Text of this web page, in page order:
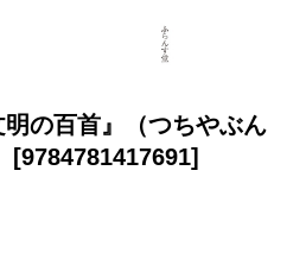
の百首』（つちやぶん
[9784781417691]